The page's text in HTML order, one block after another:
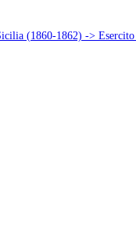
(1860-1862) ->